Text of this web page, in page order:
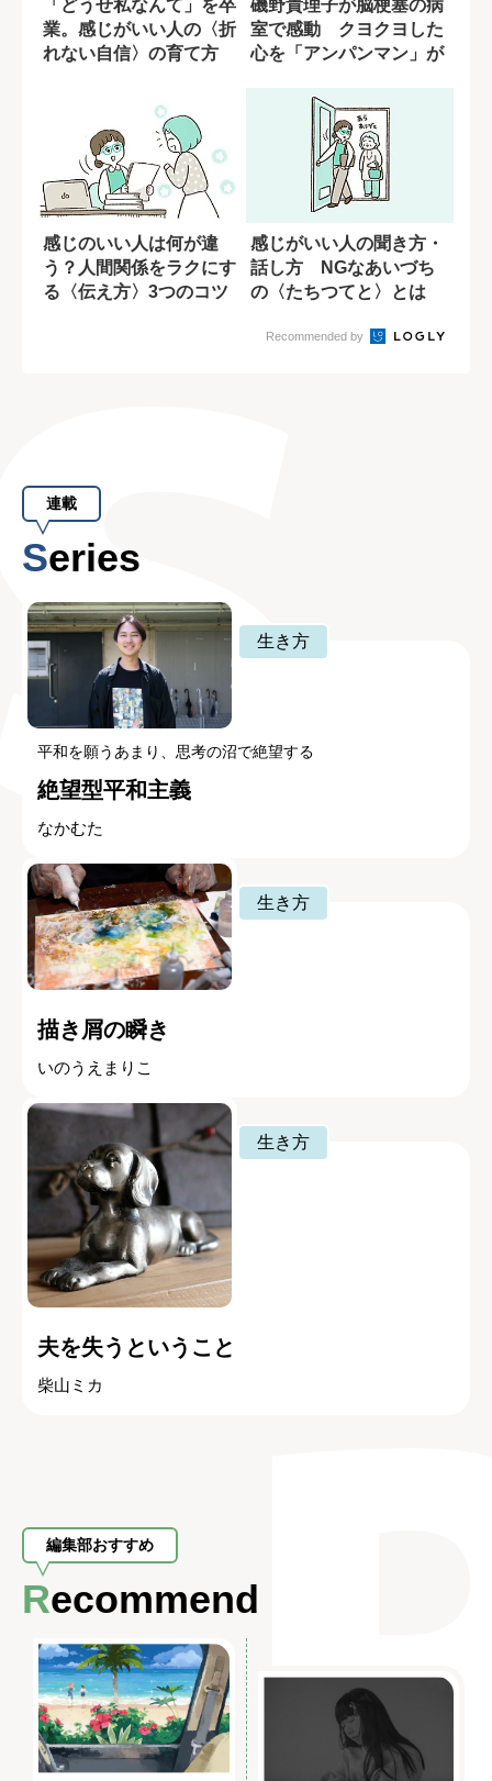
「どうせ私なんて」を卒
業。感じがいい人の〈折
れない自信〉の育て方
磯野貴理子が脳梗塞の病
室で感動 クヨクヨした
心を「アンパンマン」が
感じのいい人は何が違
う？人間関係をラクにす
る〈伝え方〉3つのコツ
感じがいい人の聞き方・
話し方 NGなあいづち
の〈たちつてと〉とは
Recommended by
連載
Series
生き方
平和を願うあまり、思考の沼で絶望する
絶望型平和主義
なかむた
生き方
描き屑の瞬き
いのうえまりこ
生き方
夫を失うということ
柴山ミカ
編集部おすすめ
Recommend